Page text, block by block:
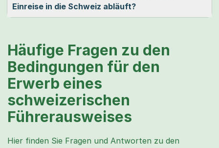
Einreise in die Schweiz abläuft?
Häufige Fragen zu den
Bedingungen für den
Erwerb eines
schweizerischen
Führerausweises
Hier finden Sie Fragen und Antworten zu den